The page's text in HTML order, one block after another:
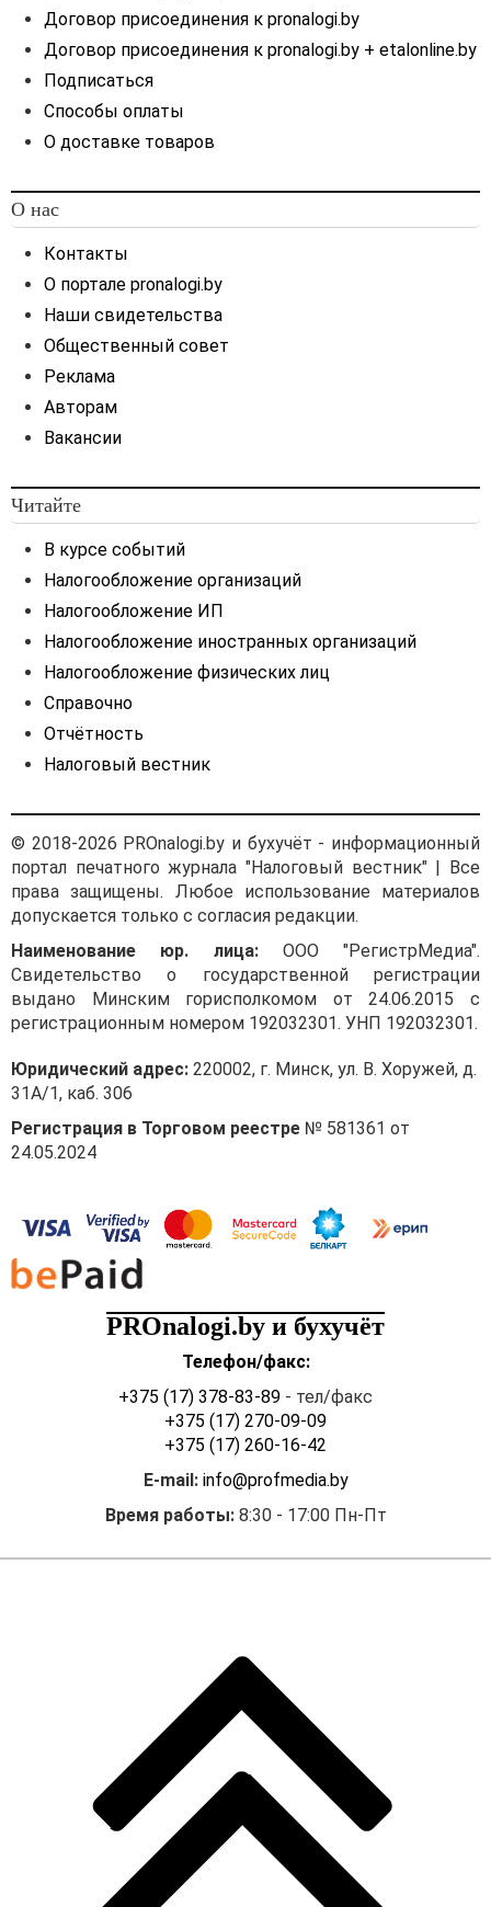
Договор присоединения к pronalogi.by
Договор присоединения к pronalogi.by + etalonline.by
Подписаться
Способы оплаты
О доставке товаров
О нас
Контакты
О портале pronalogi.by
Наши свидетельства
Общественный совет
Реклама
Авторам
Вакансии
Читайте
В курсе событий
Налогообложение организаций
Налогообложение ИП
Налогообложение иностранных организаций
Налогообложение физических лиц
Справочно
Отчётность
Налоговый вестник
© 2018-2026 PROnalogi.by и бухучёт - информационный
портал печатного журнала "Налоговый вестник" | Все
права защищены. Любое использование материалов
допускается только с согласия редакции.
Наименование юр. лица:ООО "РегистрМедиа".
Свидетельство о государственной регистрации
выдано Минским горисполкомом от 24.06.2015 с
регистрационным номером 192032301. УНП 192032301.
Юридический адрес: 220002, г. Минск, ул. В. Хоружей, д.
31А/1, каб. 306
Регистрация в Торговом реестре № 581361 от
24.05.2024
PROnalogi.by и бухучёт
Телефон/факс:
+375 (17) 378-83-89 - тел/факс
+375 (17) 270-09-09
+375 (17) 260-16-42
E-mail: info@profmedia.by
Время работы:8:30 - 17:00 Пн-Пт